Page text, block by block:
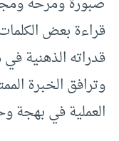
قراءة بعض
قدراته الذهنية
وترافق الخبرة
العملية في بهجة